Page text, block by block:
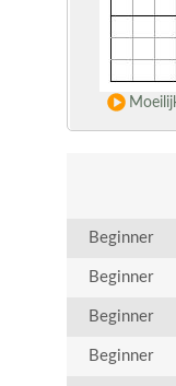
Beginner
Beginner
Beginner
Beginner